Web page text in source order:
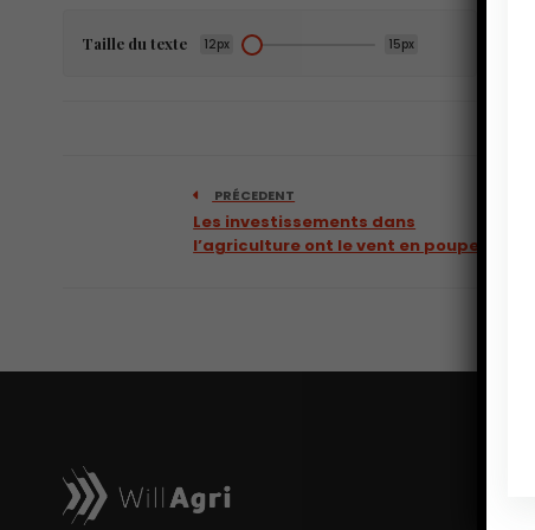
Taille du texte 12px 15px
PRÉCEDENT
Les investissements dans
l’agriculture ont le vent en poupe.